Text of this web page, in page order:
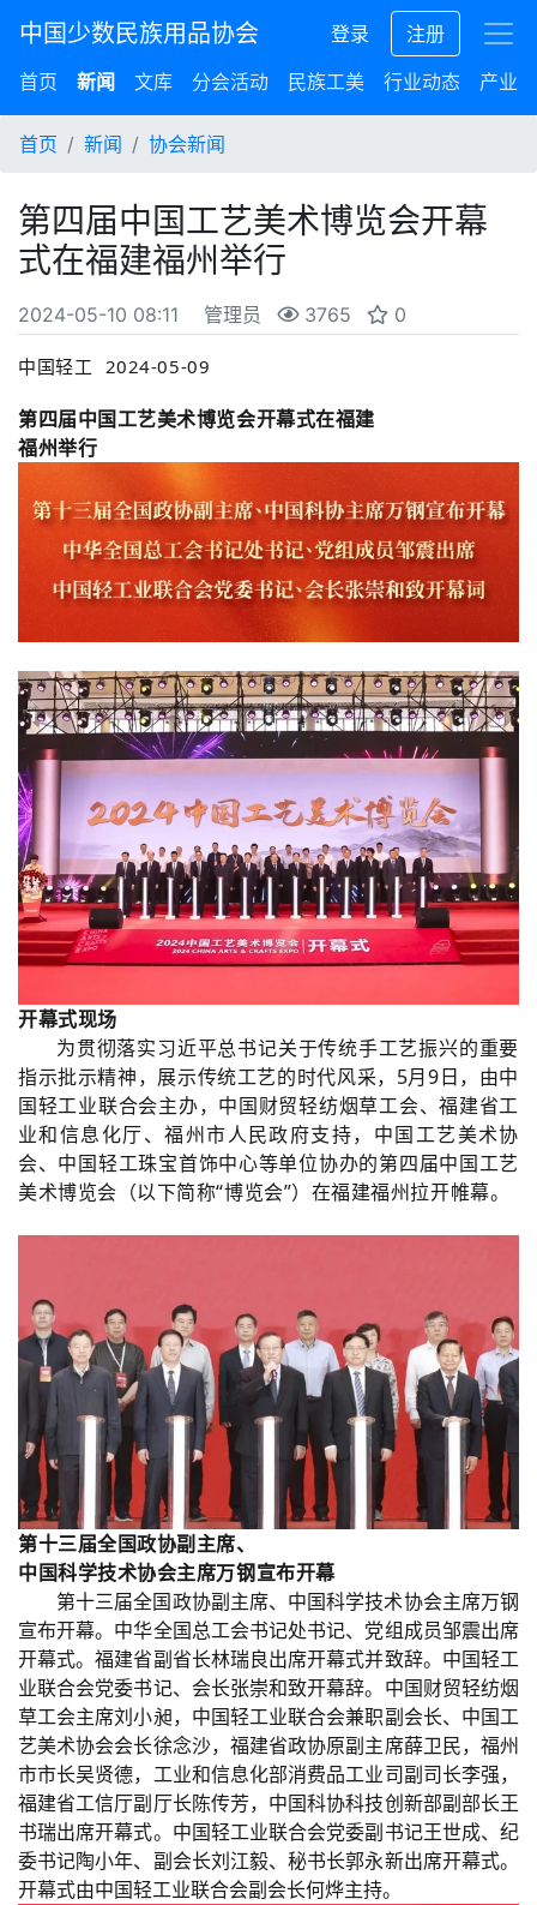
中国少数民族用品协会 登录
注册
首页
新闻 文库 分会活动 民族工美 行业动态 产业
首页 新闻 协会新闻
第四届中国工艺美术博览会开幕
式在福建福州举行
2024-05-10 08:11 管理员 3765 0
中国轻工 2024-05-09
第四届中国工艺美术博览会开幕式在福建
福州举行
开幕式现场
为贯彻落实习近平总书记关于传统手工艺振兴的重要
指示批示精神，展示传统工艺的时代风采，5月9日，由中
国轻工业联合会主办，中国财贸轻纺烟草工会、福建省工
业和信息化厅、福州市人民政府支持，中国工艺美术协
会、中国轻工珠宝首饰中心等单位协办的第四届中国工艺
美术博览会（以下简称“博览会”）在福建福州拉开帷幕。
第十三届全国政协副主席、
中国科学技术协会主席万钢宣布开幕
第十三届全国政协副主席、中国科学技术协会主席万钢
宣布开幕。中华全国总工会书记处书记、党组成员邹震出席
开幕式。福建省副省长林瑞良出席开幕式并致辞。中国轻工
业联合会党委书记、会长张崇和致开幕辞。中国财贸轻纺烟
草工会主席刘小昶，中国轻工业联合会兼职副会长、中国工
艺美术协会会长徐念沙，福建省政协原副主席薛卫民，福州
市市长吴贤德，工业和信息化部消费品工业司副司长李强，
福建省工信厅副厅长陈传芳，中国科协科技创新部副部长王
书瑞出席开幕式。中国轻工业联合会党委副书记王世成、纪
委书记陶小年、副会长刘江毅、秘书长郭永新出席开幕式。
开幕式由中国轻工业联合会副会长何烨主持。